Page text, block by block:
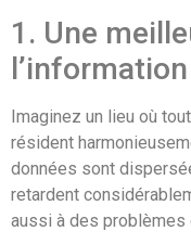
1. Une
Imaginez un lieu où
résident
données sont
retardent
aussi à des problèmes